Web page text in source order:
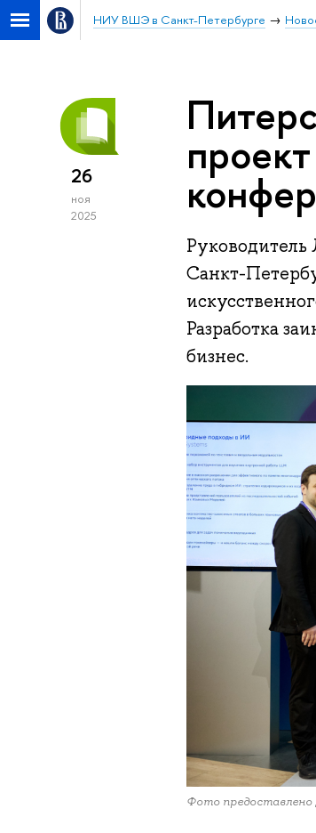
НИУ ВШЭ в Санкт-Петербурге
26
ноя
2025
Санкт-
Разработка
бизнес.
Фото